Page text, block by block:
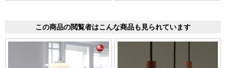
この商品の閲覧者はこんな商品も見られています